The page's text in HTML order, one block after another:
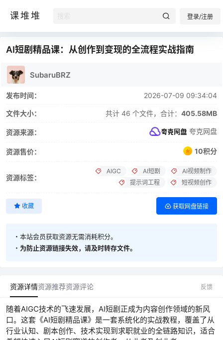
课堆堆 登录/注册
AI短剧精品课：从创作到变现的全流程实战指南
SubaruBRZ
发布时间： 2026-07-09 09:34:04
文件大小： 共计 46 个文件，合计： 405.58MB
资源来源： 夸克网盘
资源售价： 10积分
资源标签：
AIGC AI短剧
AI视频制作
提示词工程
短视频创作
收藏 获取网盘链接
・本站会员获取资源无需消耗积分。
・ 为防止资源链接失效，请及时转存文件。
资源详情资源推荐资源评论 反馈
随着AIGC技术的飞速发展，AI短剧正成为内容创作领域的新风
口。这套《AI短剧精品课》是一套系统化的实战教程，覆盖了从
行业认知、剧本创作、技术实现到求职就业的全链路知识，适合